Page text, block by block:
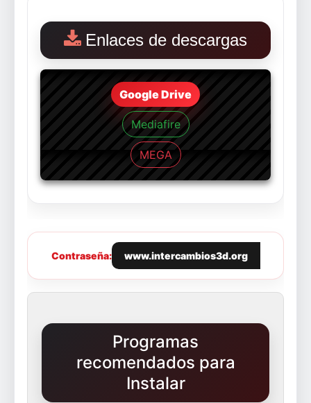
Enlaces de descargas
Google Drive
Mediafire
MEGA
Contraseña: www.intercambios3d.org
Programas
recomendados para
Instalar